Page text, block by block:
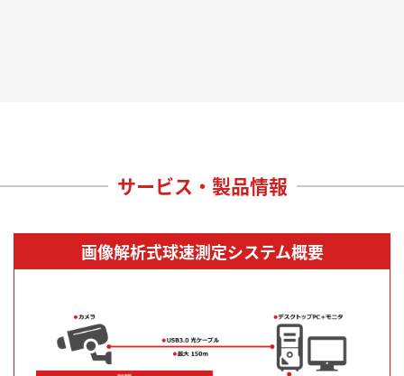
サービス・製品情報
画像解析式球速測定システム概要